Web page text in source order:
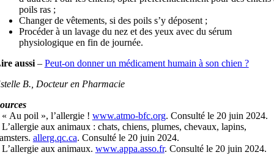
poils ras ;
Changer de vêtements, si des poils s’y déposent ;
Procéder à un lavage du nez et des yeux avec du sérum
physiologique en fin de journée.
aussi– Peut-on donner un médicament humain à son chien ?
B., Docteur en Pharmacie
« Au poil », l’allergie ! www.atmo-bfc.org. Consulté le 20 juin 2024.
aux animaux : chats, chiens, plumes, chevaux, lapins,
allerg.qc.ca. Consulté le 20 juin 2024.
aux animaux. www.appa.asso.fr. Consulté le 20 juin 2024.